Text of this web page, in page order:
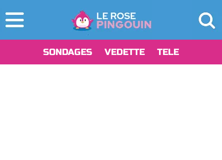
SONDAGES VEDETTE TELE